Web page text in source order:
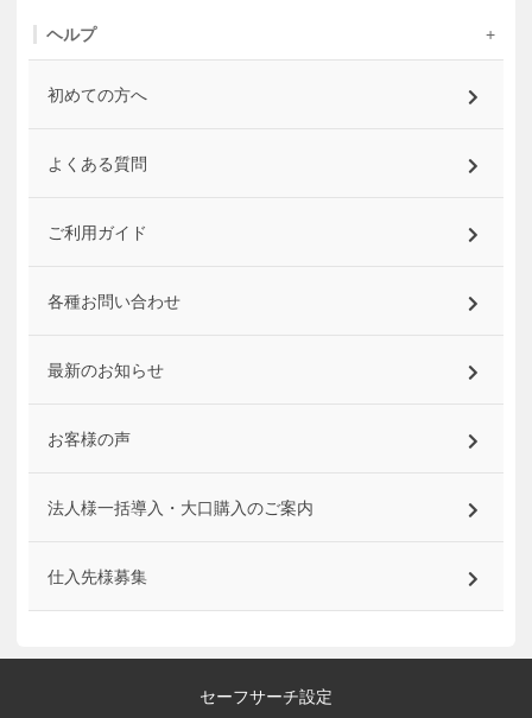
ヘルプ
初めての方へ
よくある質問
ご利用ガイド
各種お問い合わせ
最新のお知らせ
お客様の声
法人様一括導入・大口購入のご案内
仕入先様募集
セーフサーチ設定